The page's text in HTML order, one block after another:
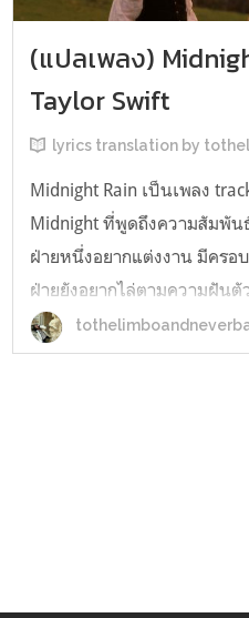
(แปลเพลง)
Taylor Swift
lyrics translation by
Midnight Rain เป็นเพลง
Midnight ที่พูดถึงความสัมพั
ฝ่ายหนึ่งอยากแต่งงาน มีครอ
ฝ่ายยังอยากไล่ตามความฝันตั
จะแสนดีมาก ๆ อบอุ่นราวแส
เขาก็ยังไม่ใช่คนที่ใช่สำหรับ